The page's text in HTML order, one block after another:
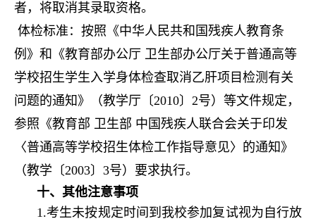
者，将取消其录取资格。
体检标准：按照《中华人民共和国残疾人教育条
例》和《教育部办公厅 卫生部办公厅关于普通高等
学校招生学生入学身体检查取消乙肝项目检测有关
问题的通知》（教学厅〔2010〕2号）等文件规定，
参照《教育部 卫生部 中国残疾人联合会关于印发
〈普通高等学校招生体检工作指导意见〉的通知》
（教学〔2003〕3号）要求执行。
十、其他注意事项
1.考生未按规定时间到我校参加复试视为自行放